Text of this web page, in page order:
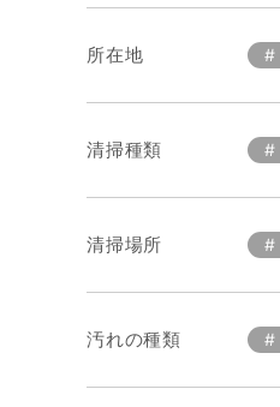
所在地
清掃種類
清掃場所
汚れの種類